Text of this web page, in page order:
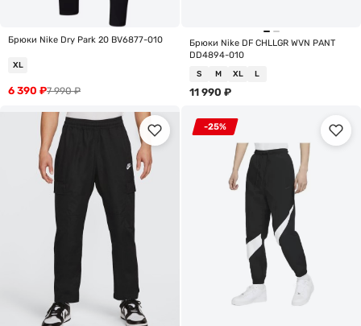
Брюки Nike Dry Park 20 BV6877-010
XL
7 990₽
6 390 ₽
Брюки Nike DF CHLLGR WVN PANT
DD4894-010
S M XL L
11 990 ₽
-25%